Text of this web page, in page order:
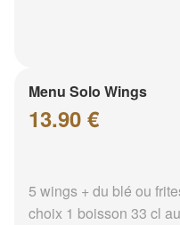
Menu Solo Wings
13.90 €
5 wings + du blé ou
choix 1 boisson 33 cl